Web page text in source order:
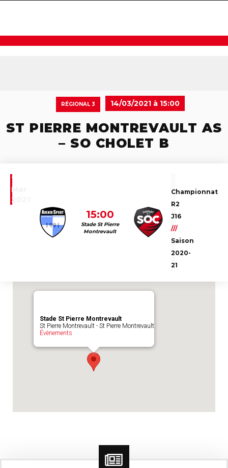
RÉGIONAL 3 14/03/2021 à 15:00
ST PIERRE MONTREVAULT AS
– SO CHOLET B
14
Mar
2021
15:00
Stade St Pierre
Montrevault
Championnat
R2
J16
///
Saison
2020-
21
Emplacement du match :
Stade St Pierre
Stade St Pierre Montrevault
St Pierre Montrevault - St Pierre Montrevault
Évènements